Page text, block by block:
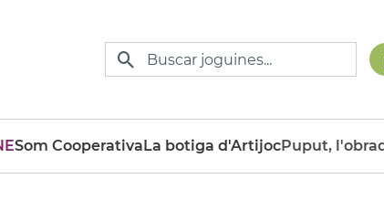
Som CooperativaLa botiga d'ArtijocPuput,